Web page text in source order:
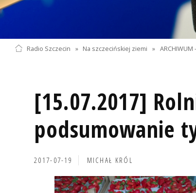
Radio Szczecin » Na szczecińskiej ziemi » ARCHIWUM
[15.07.2017]
podsumowanie
2017-07-19 MICHAŁ KRÓL